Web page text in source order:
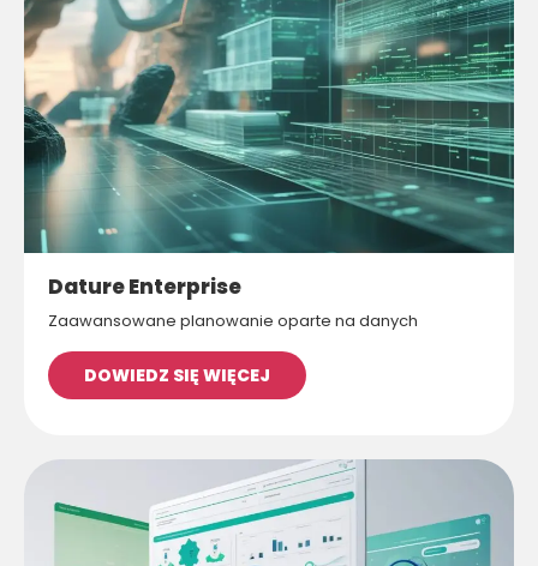
Dature Enterprise
Zaawansowane planowanie oparte na danych
DOWIEDZ SIĘ WIĘCEJ